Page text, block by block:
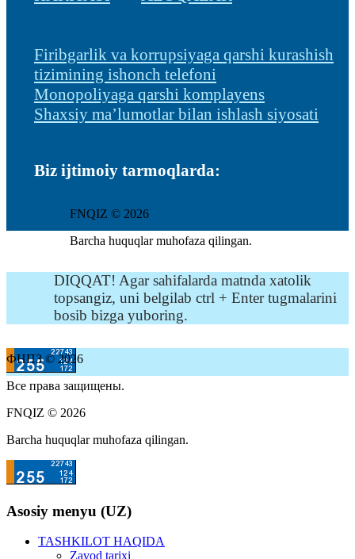
Firibgarlik va korrupsiyaga qarshi kurashish
tizimining ishonch telefoni
Monopoliyaga qarshi komplayens
Shaxsiy ma’lumotlar bilan ishlash siyosati
Biz ijtimoiy tarmoqlarda:
FNQIZ © 2026
Barcha huquqlar muhofaza qilingan.
DIQQAT! Agar sahifalarda matnda xatolik
topsangiz, uni belgilab ctrl + Enter tugmalarini
bosib bizga yuboring.
ФНПЗ © 2026
Все права защищены.
FNQIZ © 2026
Barcha huquqlar muhofaza qilingan.
Asosiy menyu (UZ)
TASHKILOT HAQIDA
Zavod tarixi